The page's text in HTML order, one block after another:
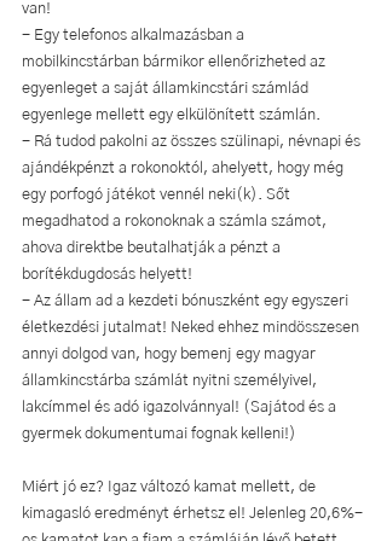
van!
- Egy telefonos alkalmazásban a
mobilkincstárban bármikor ellenőrizheted az
egyenleget a saját államkincstári számlád
egyenlege mellett egy elkülönített számlán.
- Rá tudod pakolni az összes szülinapi, névnapi és
ajándékpénzt a rokonoktól, ahelyett, hogy még
egy porfogó játékot vennél neki(k). Sőt
megadhatod a rokonoknak a számla számot,
ahova direktbe beutalhatják a pénzt a
borítékdugdosás helyett!
- Az állam ad a kezdeti bónuszként egy egyszeri
életkezdési jutalmat! Neked ehhez mindösszesen
annyi dolgod van, hogy bemenj egy magyar
államkincstárba számlát nyitni személyivel,
lakcímmel és adó igazolvánnyal! (Sajátod és a
gyermek dokumentumai fognak kelleni!)
Miért jó ez? Igaz változó kamat mellett, de
kimagasló eredményt érhetsz el! Jelenleg 20,6%-